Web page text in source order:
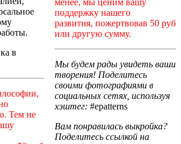
в
Тем не
менее, мы ценим вашу
поддержку нашего
развития, пожертвовав 50 руб
или другую сумму.
Мы будем рады увидеть ваши
творения! Поделитесь
своими фотографиями в
социальных сетях, используя
хэштег: #epatterns
Вам понравилась выкройка?
Поделитесь ссылкой на